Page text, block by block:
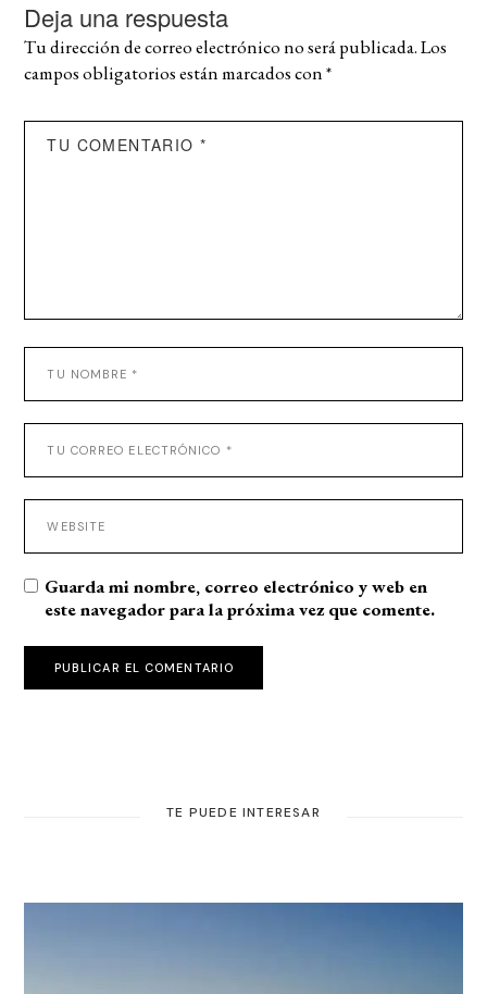
Deja una respuesta
Tu dirección de correo electrónico no será publicada. Los
campos obligatorios están marcados con*
Guarda mi nombre, correo electrónico y web en
este navegador para la próxima vez que comente.
PUBLICAR EL COMENTARIO
TE PUEDE INTERESAR